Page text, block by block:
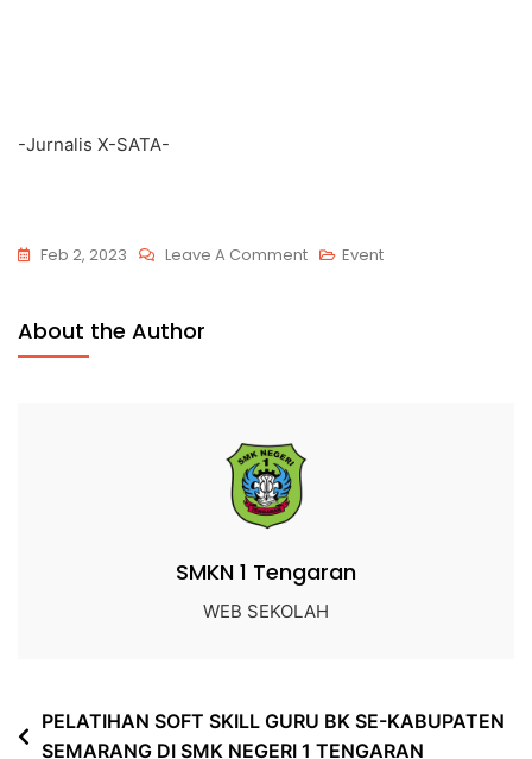
-Jurnalis X-SATA-
Feb 2, 2023 Leave A Comment Event
About the Author
SMKN 1 Tengaran
WEB SEKOLAH
PELATIHAN SOFT SKILL GURU BK SE-KABUPATEN
SEMARANG DI SMK NEGERI 1 TENGARAN